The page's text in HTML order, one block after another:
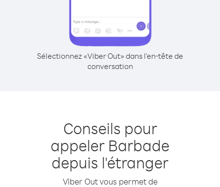
Sélectionnez «Viber Out» dans l'en-tête de
conversation
Conseils pour
appeler Barbade
depuis l'étranger
Viber Out vous permet de